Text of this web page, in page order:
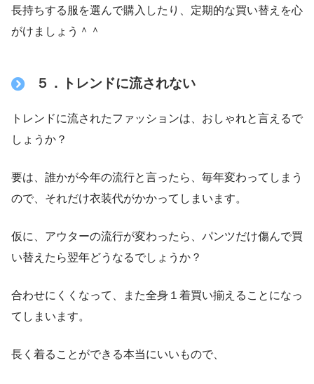
長持ちする服を選んで購入したり、定期的な買い替えを心
がけましょう＾＾
５．トレンドに流されない
トレンドに流されたファッションは、おしゃれと言えるで
しょうか？
要は、誰かが今年の流行と言ったら、毎年変わってしまう
ので、それだけ衣装代がかかってしまいます。
仮に、アウターの流行が変わったら、パンツだけ傷んで買
い替えたら翌年どうなるでしょうか？
合わせにくくなって、また全身１着買い揃えることになっ
てしまいます。
長く着ることができる本当にいいもので、